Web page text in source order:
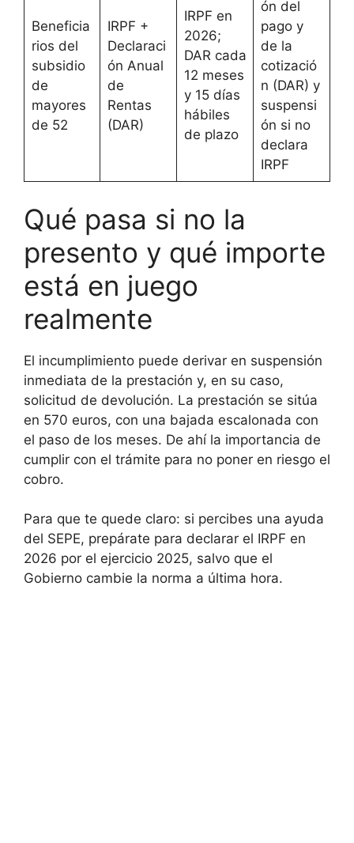
Beneficia
rios del
subsidio
de
mayores
de 52
IRPF +
Declaraci
ón Anual
de
Rentas
(DAR)
IRPF en
2026;
DAR cada
12 meses
y 15 días
hábiles
de plazo
ón del
pago y
de la
cotizació
n (DAR) y
suspensi
ón si no
declara
IRPF
Qué pasa si no la
presento y qué importe
está en juego
realmente
El incumplimiento puede derivar en suspensión
inmediata de la prestación y, en su caso,
solicitud de devolución. La prestación se sitúa
en 570 euros, con una bajada escalonada con
el paso de los meses. De ahí la importancia de
cumplir con el trámite para no poner en riesgo el
cobro.
Para que te quede claro: si percibes una ayuda
del SEPE, prepárate para declarar el IRPF en
2026 por el ejercicio 2025, salvo que el
Gobierno cambie la norma a última hora.